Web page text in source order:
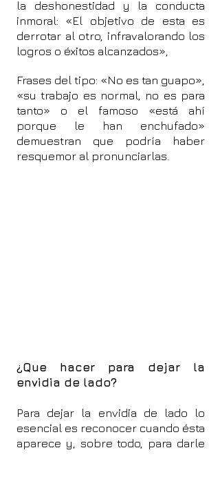
la deshonestidad y la conducta
inmoral: «El objetivo de esta es
derrotar al otro, infravalorando los
logros o éxitos alcanzados»,
Frases del tipo: «No es tan guapo»,
«su trabajo es normal, no es para
tanto» o el famoso «está ahí
porque le han enchufado»
demuestran que podría haber
resquemor al pronunciarlas.
¿Que hacer para dejar la
envidia de lado?
Para dejar la envidia de lado lo
esencial es reconocer cuando ésta
aparece y, sobre todo, para darle